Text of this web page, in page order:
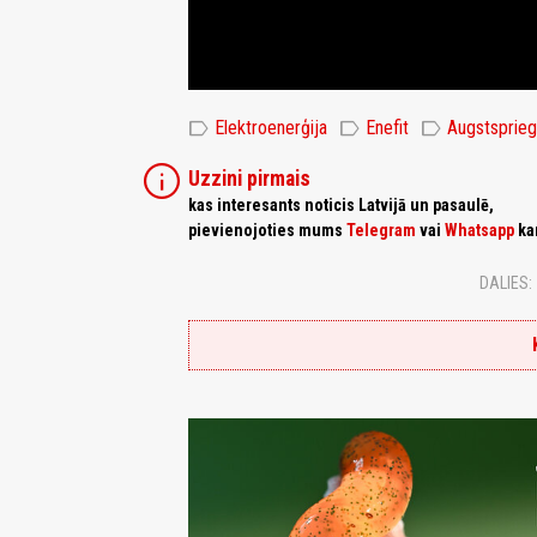
label Elektroenerģija label Enefit label
info Uzzini pirmais
kas interesants noticis Latvijā un pasaulē,
pievienojoties mums Telegram vai Whatsapp
DALIES: